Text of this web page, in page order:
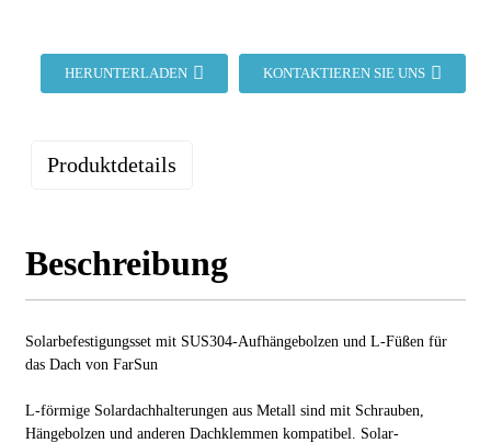
HERUNTERLADEN KONTAKTIEREN SIE UNS
Produktdetails
Beschreibung
Solarbefestigungsset mit SUS304-Aufhängebolzen und L-Füßen für
das Dach von FarSun
L-förmige Solardachhalterungen aus Metall sind mit Schrauben,
Hängebolzen und anderen Dachklemmen kompatibel. Solar-